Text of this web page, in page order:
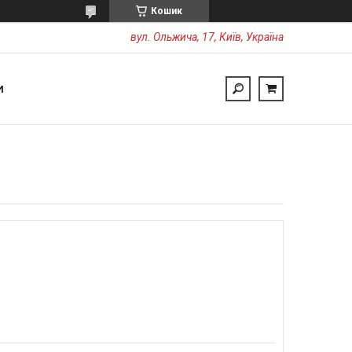
Кошик
вул. Ольжича, 17, Київ, Україна